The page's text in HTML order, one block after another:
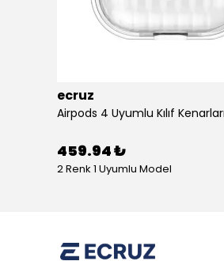
ecruz
459.94 ₺
2 Renk 1 Uyumlu Model